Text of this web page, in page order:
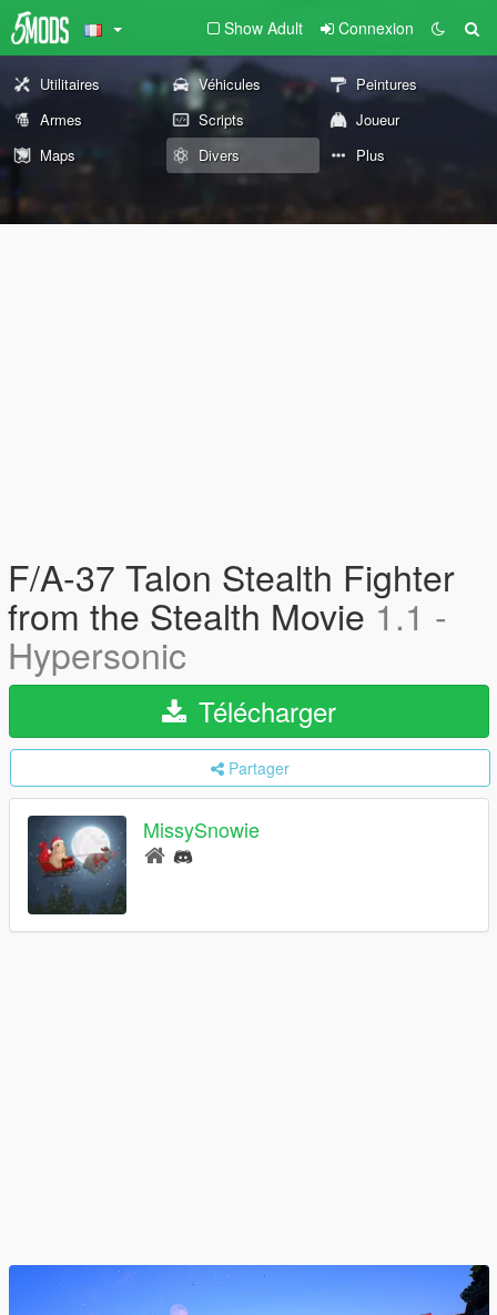
Show Adult Connexion
Utilitaires Véhicules
Peintures
Armes
Scripts
Joueur
Maps
Divers Plus
F/A-37 Talon Stealth Fighter
from the Stealth Movie 1.1 -
Hypersonic
Télécharger
Partager
MissySnowie